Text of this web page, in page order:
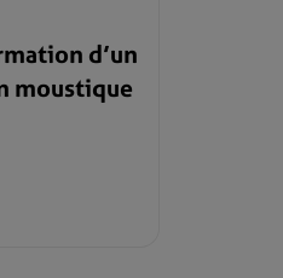
d’un
moustique